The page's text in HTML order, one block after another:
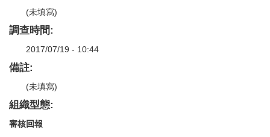
(未填寫)
調查時間:
2017/07/19 - 10:44
備註:
(未填寫)
組織型態:
審核回報